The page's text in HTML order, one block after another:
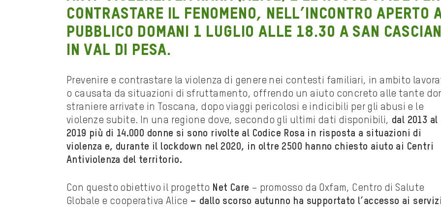
contrastare il fenomeno, nell’incontro aperto
pubblico domani 1 luglio alle 18.30 a San
in Val di Pesa.
Prevenire e contrastare la violenza di genere nei contesti familiari, in ambito
o causata da situazioni di sfruttamento, offrendo un aiuto concreto alle tante
straniere arrivate in Toscana, dopo viaggi pericolosi e indicibili per gli abusi e le
violenze subite. In una regione dove, secondo gli ultimi dati disponibili, dal 2013 al
2019 più di 14.000 donne si sono rivolte al Codice Rosa in risposta a situazioni di
violenza e, durante il lockdown nel 2020, in oltre 2500 hanno chiesto aiuto ai Centri
Antiviolenza del territorio.
Con questo obiettivo il progetto Net Care – promosso da Oxfam, Centro di Salute
Globale e cooperativa Alice – dallo scorso autunno ha supportato l’accesso ai